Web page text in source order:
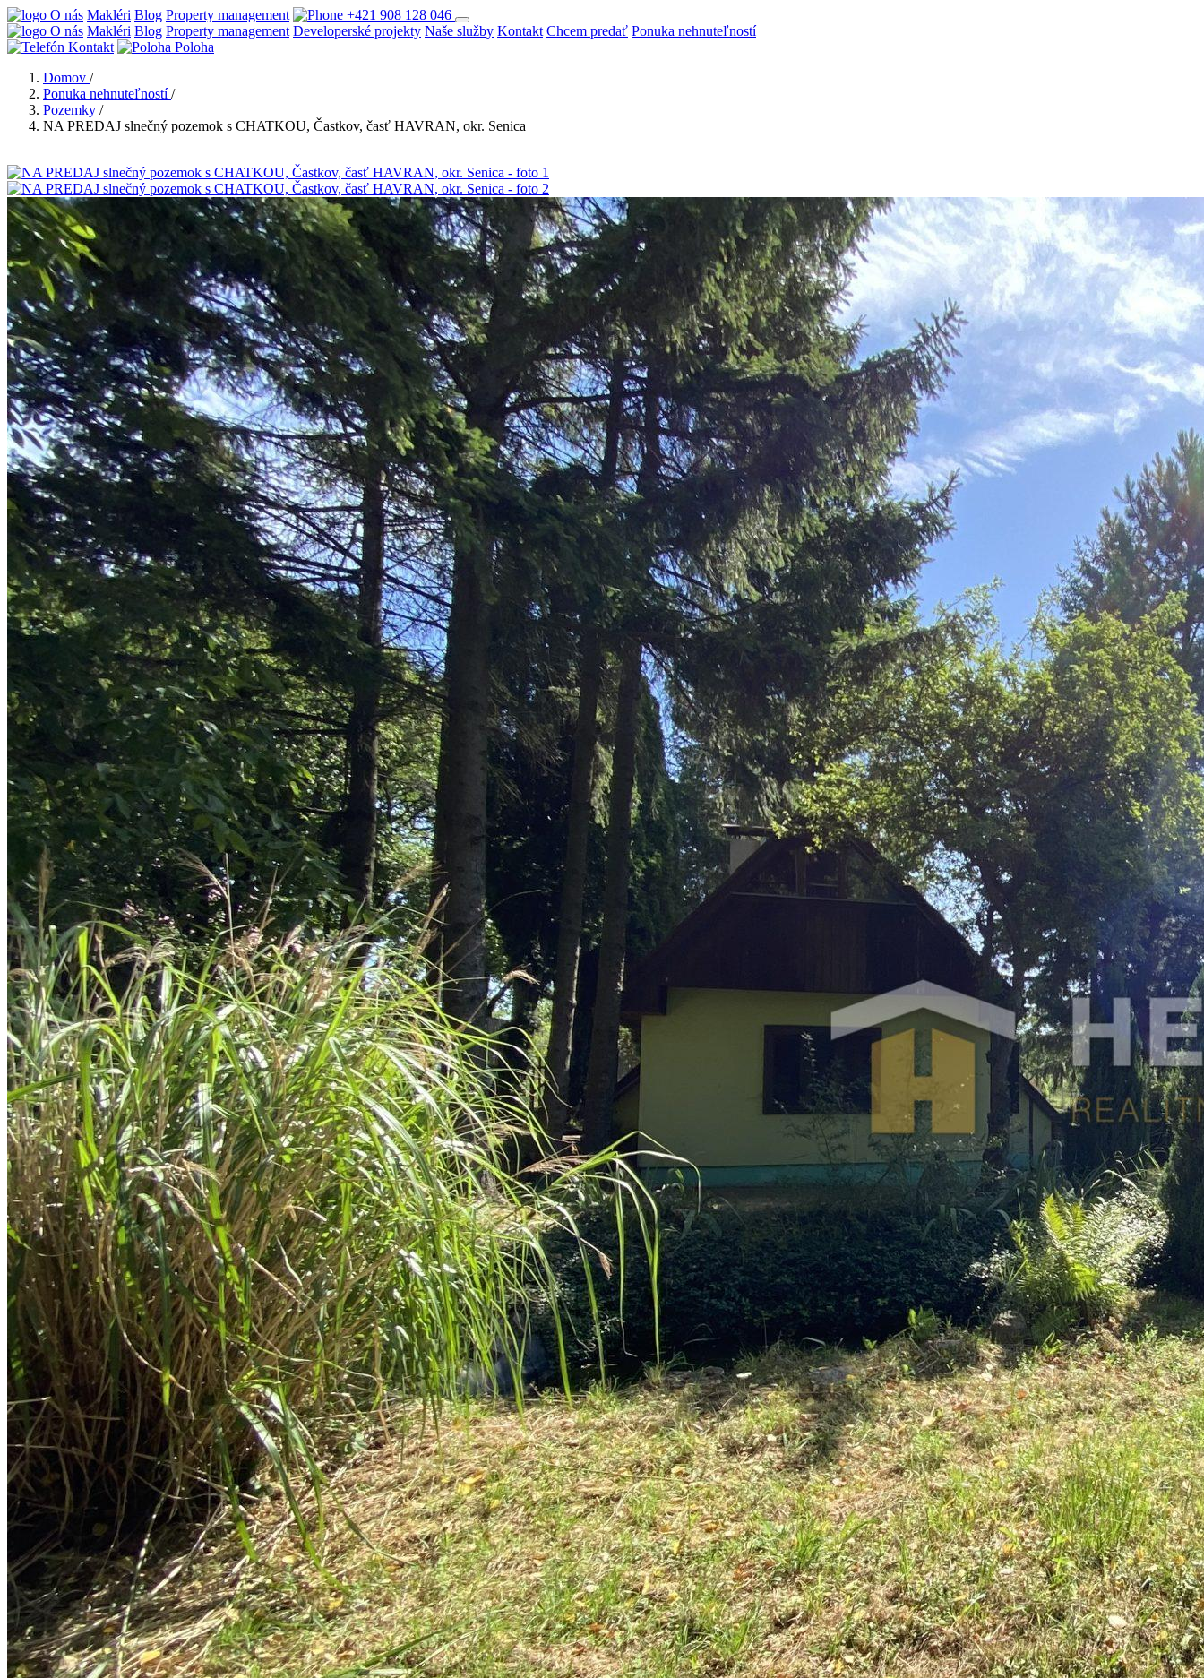
O nás Makléri Blog Property management
+421 908 128 046
O nás Makléri Blog Property management Developerské projekty Naše služby Kontakt Chcem predať Ponuka nehnuteľností
Kontakt
Poloha
Domov /
Ponuka nehnuteľností /
Pozemky /
NA PREDAJ slnečný pozemok s CHATKOU, Častkov, časť HAVRAN, okr. Senica